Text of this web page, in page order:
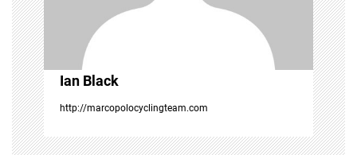
t
i
o
n
Ian Black
http://marcopolocyclingteam.com